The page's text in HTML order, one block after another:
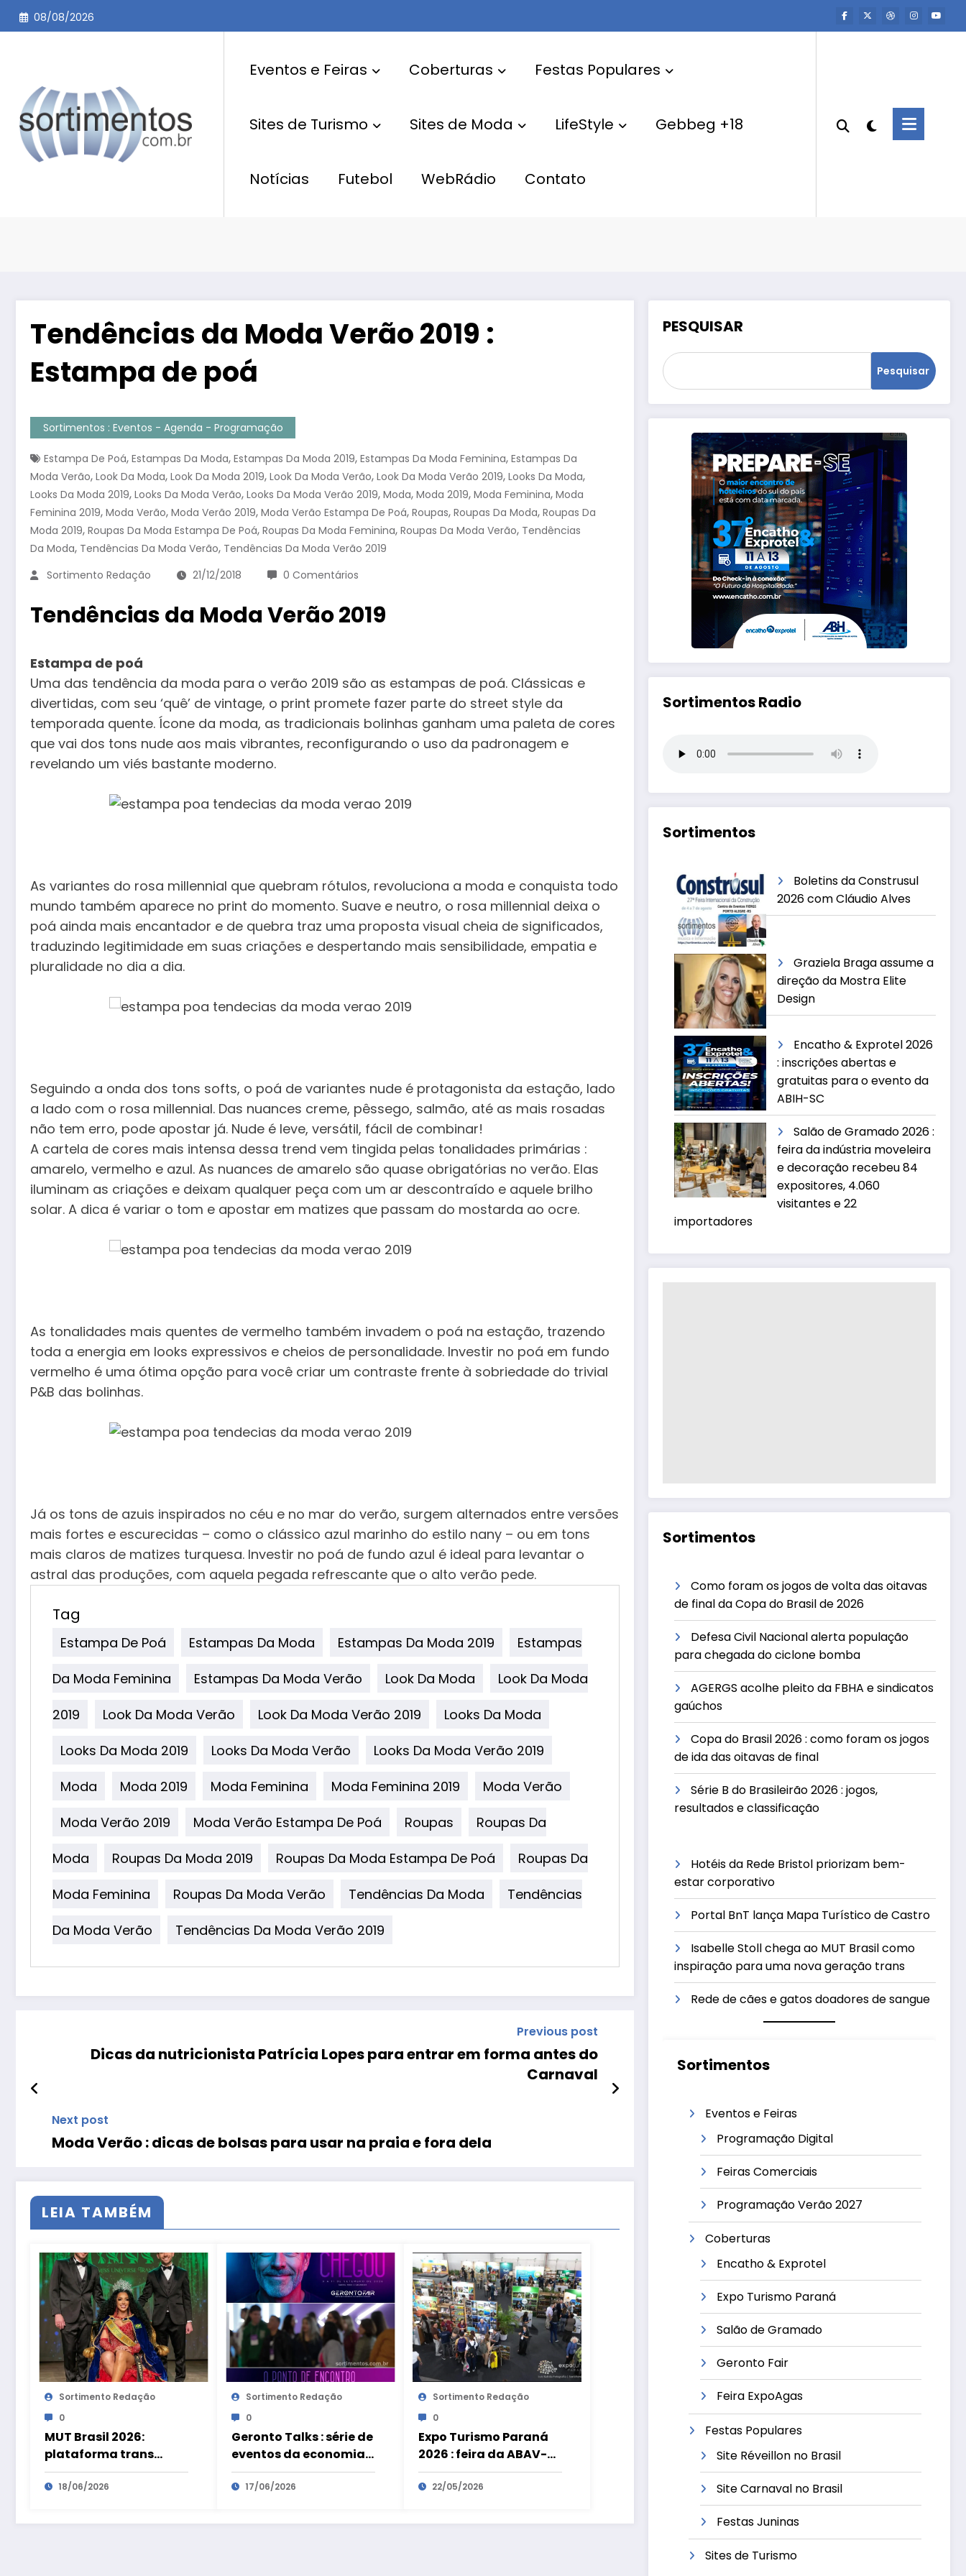
Pular
para
08/08/2026
Eventos e Feiras Coberturas Festas Populares
Sites de Turismo Sites de Moda LifeStyle Gebbeg +18
Notícias Futebol WebRádio Contato
Tendências da Moda Verão 2019 :
Estampa de poá
Sortimentos : Eventos - Agenda - Programação
Estampa De Poá, Estampas Da Moda, Estampas Da Moda 2019, Estampas Da Moda Feminina, Estampas Da
Moda Verão, Look Da Moda, Look Da Moda 2019, Look Da Moda Verão, Look Da Moda Verão 2019, Looks Da Moda,
Looks Da Moda 2019, Looks Da Moda Verão, Looks Da Moda Verão 2019, Moda, Moda 2019, Moda Feminina, Moda
Feminina 2019, Moda Verão, Moda Verão 2019, Moda Verão Estampa De Poá, Roupas, Roupas Da Moda, Roupas Da
Moda 2019, Roupas Da Moda Estampa De Poá, Roupas Da Moda Feminina, Roupas Da Moda Verão, Tendências
Da Moda, Tendências Da Moda Verão, Tendências Da Moda Verão 2019
Sortimento Redação
21/12/2018 0 Comentários
Tendências da Moda Verão 2019
Estampa de poá
Uma das tendência da moda para o verão 2019 são as estampas de poá. Clássicas e
divertidas, com seu ‘quê’ de vintage, o print promete fazer parte do street style da
temporada quente. Ícone da moda, as tradicionais bolinhas ganham uma paleta de cores
que vai dos tons nude aos mais vibrantes, reconfigurando o uso da padronagem e
revelando um viés bastante moderno.
As variantes do rosa millennial que quebram rótulos, revoluciona a moda e conquista todo
mundo também aparece no print do momento. Suave e neutro, o rosa millennial deixa o
poá ainda mais encantador e de quebra traz uma proposta visual cheia de significados,
traduzindo legitimidade em suas criações e despertando mais sensibilidade, empatia e
pluralidade no dia a dia.
Seguindo a onda dos tons softs, o poá de variantes nude é protagonista da estação, lado
a lado com o rosa millennial. Das nuances creme, pêssego, salmão, até as mais rosadas
não tem erro, pode apostar já. Nude é leve, versátil, fácil de combinar!
A cartela de cores mais intensa dessa trend vem tingida pelas tonalidades primárias :
amarelo, vermelho e azul. As nuances de amarelo são quase obrigatórias no verão. Elas
iluminam as criações e deixam qualquer peça com um ar descontraído e aquele brilho
solar. A dica é variar o tom e apostar em matizes que passam do mostarda ao ocre.
As tonalidades mais quentes de vermelho também invadem o poá na estação, trazendo
toda a energia em looks expressivos e cheios de personalidade. Investir no poá em fundo
vermelho é uma ótima opção para você criar um contraste frente à sobriedade do trivial
P&B das bolinhas.
Já os tons de azuis inspirados no céu e no mar do verão, surgem alternados entre versões
mais fortes e escurecidas – como o clássico azul marinho do estilo nany – ou em tons
mais claros de matizes turquesa. Investir no poá de fundo azul é ideal para levantar o
astral das produções, com aquela pegada refrescante que o alto verão pede.
Tag
Estampa De Poá Estampas Da Moda Estampas Da Moda 2019
Estampas
Da Moda Feminina
Estampas Da Moda Verão Look Da Moda
Look Da Moda
2019
Look Da Moda Verão Look Da Moda Verão 2019
Looks Da Moda
Looks Da Moda 2019
Looks Da Moda Verão
Looks Da Moda Verão 2019
Moda
Moda 2019 Moda Feminina Moda Feminina 2019
Moda Verão
Moda Verão 2019
Moda Verão Estampa De Poá Roupas
Roupas Da
Moda
Roupas Da Moda 2019 Roupas Da Moda Estampa De Poá
Roupas Da
Moda Feminina
Roupas Da Moda Verão Tendências Da Moda
Tendências
Da Moda Verão
Tendências Da Moda Verão 2019
Previous post
Dicas da nutricionista Patrícia Lopes para entrar em forma antes do
Carnaval
Next post
Moda Verão : dicas de bolsas para usar na praia e fora dela
LEIA TAMBÉM
Sortimento Redação
0
MUT Brasil 2026:
plataforma trans
transforma
visibilidade em
18/06/2026
Sortimento Redação
0
Geronto Talks : série de
eventos da economia
prateada são
preparatórios para a
17/06/2026
Sortimento Redação
0
Expo Turismo Paraná
2026 : feira da ABAV-PR
movimenta R$ 180
milhões e bate recorde
22/05/2026
PESQUISAR
Pesquisar
Sortimentos Radio
Sortimentos
Boletins da Construsul
2026 com Cláudio Alves
Graziela Braga assume a
direção da Mostra Elite
Design
Encatho & Exprotel 2026
: inscrições abertas e
gratuitas para o evento da
ABIH-SC
Salão de Gramado 2026 :
feira da indústria moveleira
e decoração recebeu 84
expositores, 4.060
visitantes e 22
importadores
Sortimentos
Como foram os jogos de volta das oitavas
de final da Copa do Brasil de 2026
Defesa Civil Nacional alerta população
para chegada do ciclone bomba
AGERGS acolhe pleito da FBHA e sindicatos
gaúchos
Copa do Brasil 2026 : como foram os jogos
de ida das oitavas de final
Série B do Brasileirão 2026 : jogos,
resultados e classificação
Hotéis da Rede Bristol priorizam bem-
estar corporativo
Portal BnT lança Mapa Turístico de Castro
Isabelle Stoll chega ao MUT Brasil como
inspiração para uma nova geração trans
Rede de cães e gatos doadores de sangue
Sortimentos
Eventos e Feiras
Programação Digital
Feiras Comerciais
Programação Verão 2027
Coberturas
Encatho & Exprotel
Expo Turismo Paraná
Salão de Gramado
Geronto Fair
Feira ExpoAgas
Festas Populares
Site Réveillon no Brasil
Site Carnaval no Brasil
Festas Juninas
Sites de Turismo